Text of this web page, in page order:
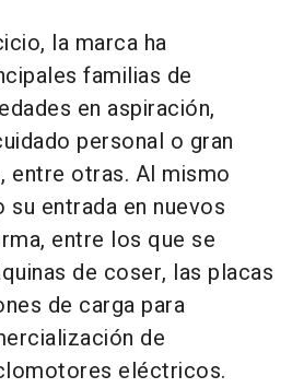
la marca ha
familias de
en aspiración,
personal o gran
otras. Al mismo
su entrada en nuevos
entre los que se
de coser, las placas
de carga para
de
eléctricos.